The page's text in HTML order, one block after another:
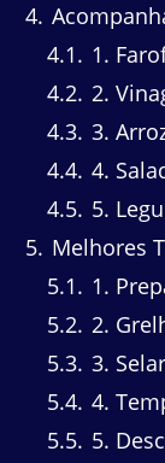
4
4.1
1.
4.2 2.
4.3 3.
4.4 4.
4.5 5.
5 Melhores
5.1
1.
5.2 2.
5.3 3.
5.4 4.
5.5 5.